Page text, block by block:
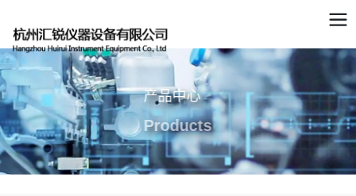
产品中心
Products